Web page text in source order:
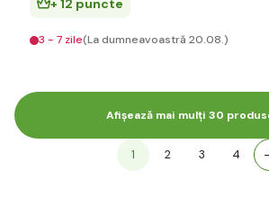
+ 12 puncte
3 - 7 zile(La dumneavoastră 20.08.)
Afișează mai mulți 30
1 2 3 4